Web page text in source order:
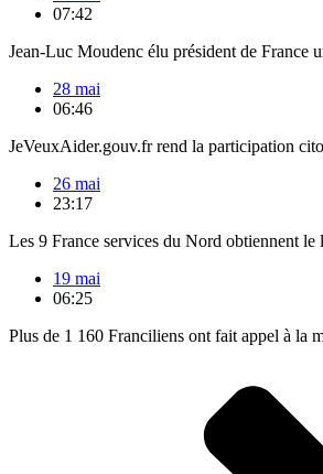
07:42
Jean-Luc Moudenc élu président de France
28 mai
06:46
JeVeuxAider.gouv.fr rend la participation
26 mai
23:17
Les 9 France services du Nord obtiennent le
19 mai
06:25
Plus de 1 160 Franciliens ont fait appel à la